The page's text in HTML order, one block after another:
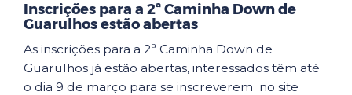
Inscrições para a 2ª Caminha Down de
Guarulhos estão abertas
As inscrições para a 2ª Caminha Down de
Guarulhos já estão abertas, interessados têm até
o dia 9 de março para se inscreverem no site